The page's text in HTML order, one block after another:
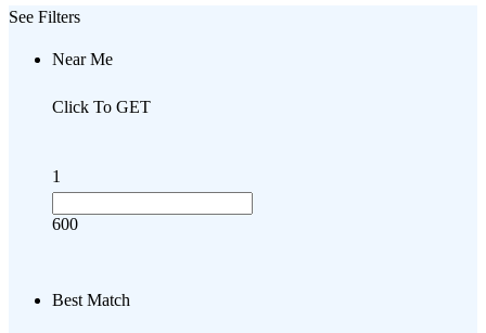
See Filters
Near Me
Click To GET
1
600
Best Match